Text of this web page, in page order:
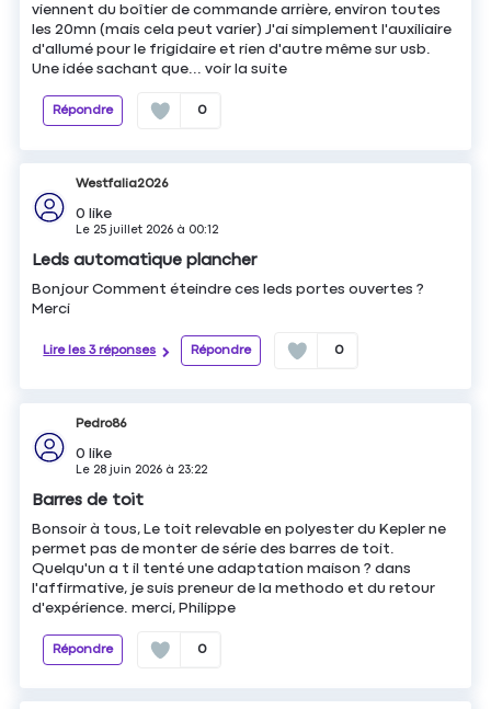
viennent du boîtier de commande arrière, environ toutes
les 20mn (mais cela peut varier) J'ai simplement l'auxiliaire
d'allumé pour le frigidaire et rien d'autre même sur usb.
Une idée sachant que...voir la suite
Répondre 0
Westfalia2026
0 like
Le 25 juillet 2026 à 00:12
Leds automatique plancher
Bonjour Comment éteindre ces leds portes ouvertes ?
Merci
Lire les 3 réponses Répondre 0
Pedro86
0 like
Le 28 juin 2026 à 23:22
Barres de toit
Bonsoir à tous, Le toit relevable en polyester du Kepler ne
permet pas de monter de série des barres de toit.
Quelqu'un a t il tenté une adaptation maison ? dans
l'affirmative, je suis preneur de la methodo et du retour
d'expérience. merci, Philippe
Répondre 0